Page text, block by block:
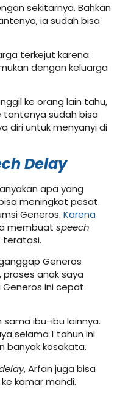
sekitarnya. Bahkan
ia sudah bisa
terkejut karena
dengan keluarga
ke orang lain tahu,
tantenya sudah bisa
diri untuk menyanyi di
Delay
apa yang
meningkat pesat.
Generos. Karena
membuat speech
teratasi.
Generos
anak saya
ini cepat
ibu-ibu lainnya.
selama 1 tahun ini
banyak kosakata.
, Arfan juga bisa
kamar mandi.